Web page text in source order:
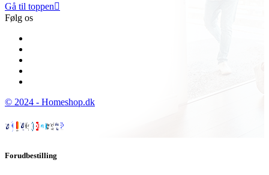
Gå til toppen
Følg os
© 2024 - Homeshop.dk
Forudbestilling